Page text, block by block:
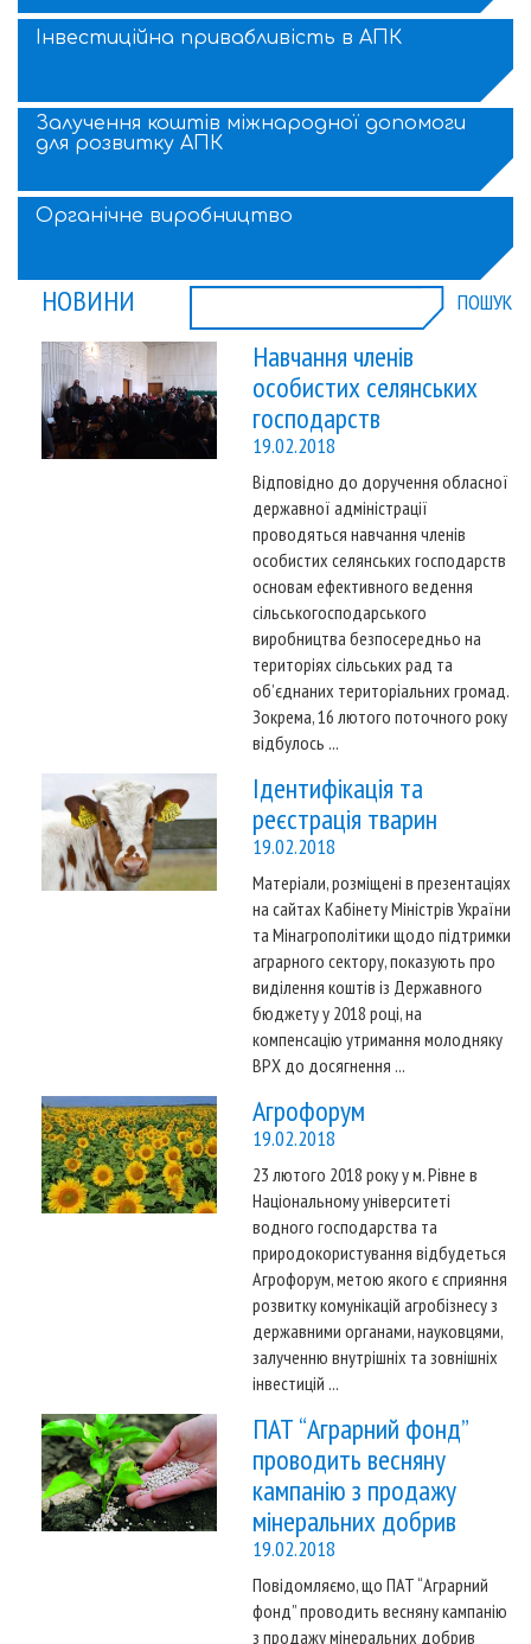
Інвестиційна привабливість в АПК
Залучення коштів міжнародної допомоги
для розвитку АПК
Органічне виробництво
НОВИНИ ПОШУК
Навчання членів
особистих селянських
господарств
19.02.2018
Відповідно до доручення обласної
державної адміністрації
проводяться навчання членів
особистих селянських господарств
основам ефективного ведення
сільськогосподарського
виробництва безпосередньо на
територіях сільських рад та
об’єднаних територіальних громад.
Зокрема, 16 лютого поточного року
відбулось ...
Ідентифікація та
реєстрація тварин
19.02.2018
Матеріали, розміщені в презентаціях
на сайтах Кабінету Міністрів України
та Мінагрополітики щодо підтримки
аграрного сектору, показують про
виділення коштів із Державного
бюджету у 2018 році, на
компенсацію утримання молодняку
ВРХ до досягнення ...
Агрофорум
19.02.2018
23 лютого 2018 року у м. Рівне в
Національному університеті
водного господарства та
природокористування відбудеться
Агрофорум, метою якого є сприяння
розвитку комунікацій агробізнесу з
державними органами, науковцями,
залученню внутрішніх та зовнішніх
інвестицій ...
ПАТ “Аграрний фонд”
проводить весняну
кампанію з продажу
мінеральних добрив
19.02.2018
Повідомляємо, що ПАТ “Аграрний
фонд” проводить весняну кампанію
з продажу мінеральних добрив